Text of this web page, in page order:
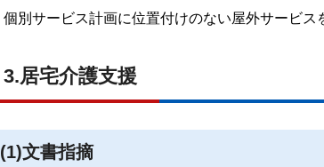
個別サービス計画に位置付けのない屋外サービス
3.居宅介護支援
(1)文書指摘